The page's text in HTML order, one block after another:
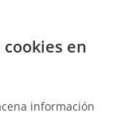
en
información